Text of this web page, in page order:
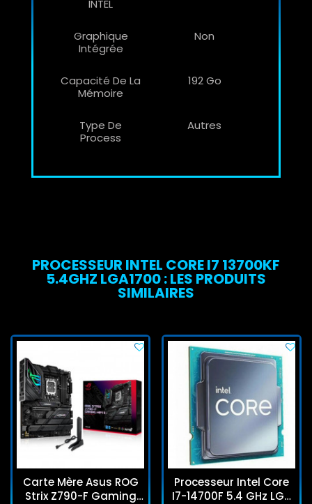
INTEL
Graphique
Intégrée
Non
Capacité De La
Mémoire
192 Go
Type De
Process
Autres
PROCESSEUR INTEL CORE I7 13700KF
5.4GHZ LGA1700 : LES PRODUITS
SIMILAIRES
Carte Mère Asus ROG
Strix Z790-F Gaming
Processeur Intel Core
I7-14700F 5.4 GHz LGA